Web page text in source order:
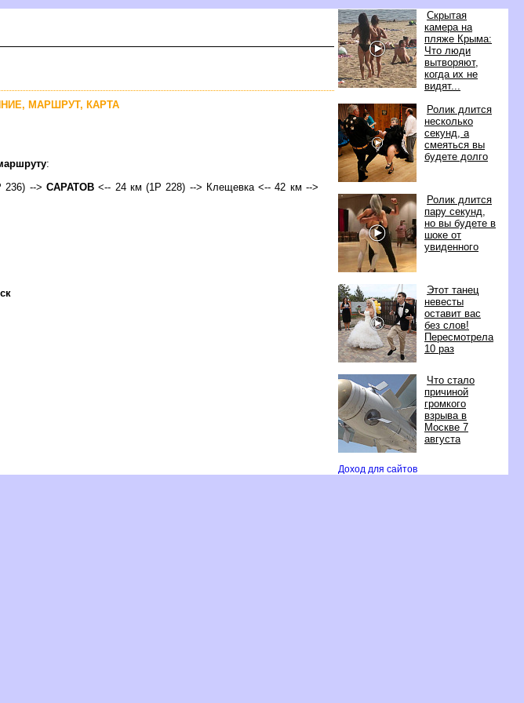
Скрытая
камера на
пляже Крыма:
Что люди
ытворяют,
когда их не
идят...
Ролик длится
несколько
секунд, а
смеяться вы
удете долго
Ролик длится
пару секунд,
но вы будете
шоке от
увиденного
Этот танец
невесты
оставит вас
ез слов!
Пересмотрела
10 раз
Что стало
причиной
ромкого
зрыва
Москве 7
августа
Доход для сайто
МАРШРУТ, КАРТА
:
236) --> САРАТО<-- 24 км (1Р 228) --> Клещевка <-- 42 км -->